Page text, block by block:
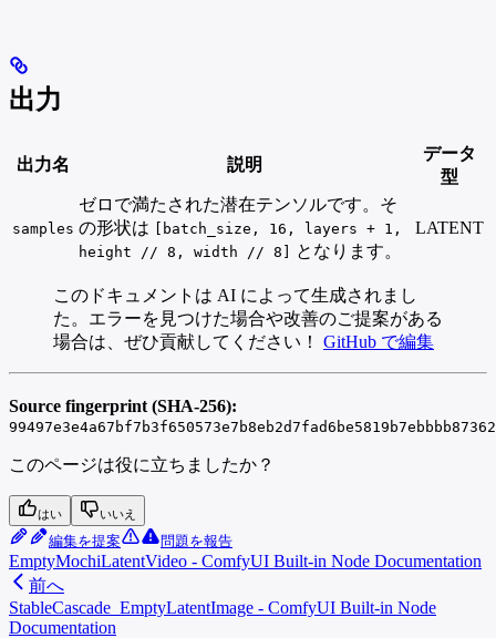
出力
出力名 説明
データ
型
samples
ゼロで満たされた潜在テンソルです。そ
の形状は
[batch_size, 16, layers + 1,
height // 8, width // 8]
となります。
LATENT
このドキュメントは AI によって生成されまし
た。エラーを見つけた場合や改善のご提案がある
場合は、ぜひ貢献してください！ GitHub で編集
Source fingerprint (SHA-256):
このページは役に立ちましたか？
はい いいえ
編集を提案 問題を報告
EmptyMochiLatentVideo - ComfyUI Built-in Node Documentation
前へ
StableCascade_EmptyLatentImage - ComfyUI Built-in Node
Documentation